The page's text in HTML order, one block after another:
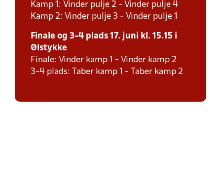
Kamp 1: Vinder pulje 2 - Vinder pulje 4
Kamp 2: Vinder pulje 3 - Vinder pulje 1
Finale og 3-4 plads 17. juni kl. 15.15 i
Ølstykke
Finale: Vinder kamp 1 - Vinder kamp 2
3-4 plads: Taber kamp 1 - Taber kamp 2